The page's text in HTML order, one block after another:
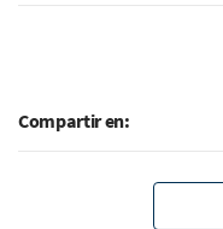
Compartir en: